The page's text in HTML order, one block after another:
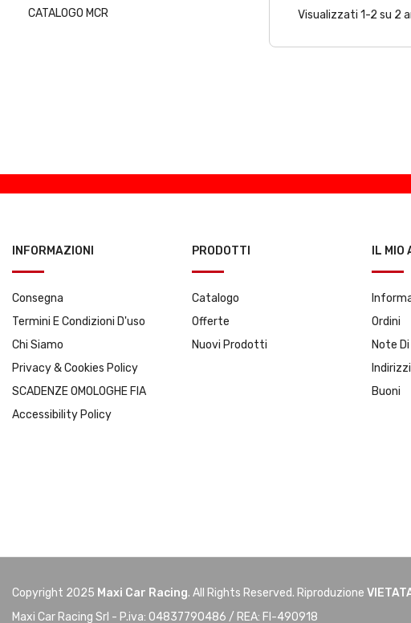
CATALOGO MCR Visualizzati 1-2 su 2
INFORMAZIONI
Consegna
Termini E Condizioni D'uso
Chi Siamo
Privacy & Cookies Policy
SCADENZE OMOLOGHE FIA
Accessibility Policy
PRODOTTI
Catalogo
Offerte
Nuovi Prodotti
IL MIO
Ordini
Note
Indirizzi
Buoni
Copyright 2025 Maxi Car Racing. All Rights Reserved. Riproduzione
Maxi Car Racing Srl - P.iva: 04837790486 / REA: FI-490918